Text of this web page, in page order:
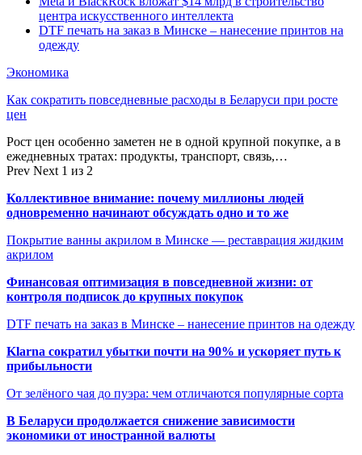
центра искусственного интеллекта
DTF печать на заказ в Минске – нанесение принтов на
одежду
Экономика
Как сократить повседневные расходы в Беларуси при росте
цен
Рост цен особенно заметен не в одной крупной покупке, а в
ежедневных тратах: продукты, транспорт, связь,…
Prev Next 1 из 2
Коллективное внимание: почему миллионы людей
одновременно начинают обсуждать одно и то же
Покрытие ванны акрилом в Минске — реставрация жидким
акрилом
Финансовая оптимизация в повседневной жизни: от
контроля подписок до крупных покупок
DTF печать на заказ в Минске – нанесение принтов на одежду
Klarna сократил убытки почти на 90% и ускоряет путь к
прибыльности
От зелёного чая до пуэра: чем отличаются популярные сорта
В Беларуси продолжается снижение зависимости
экономики от иностранной валюты